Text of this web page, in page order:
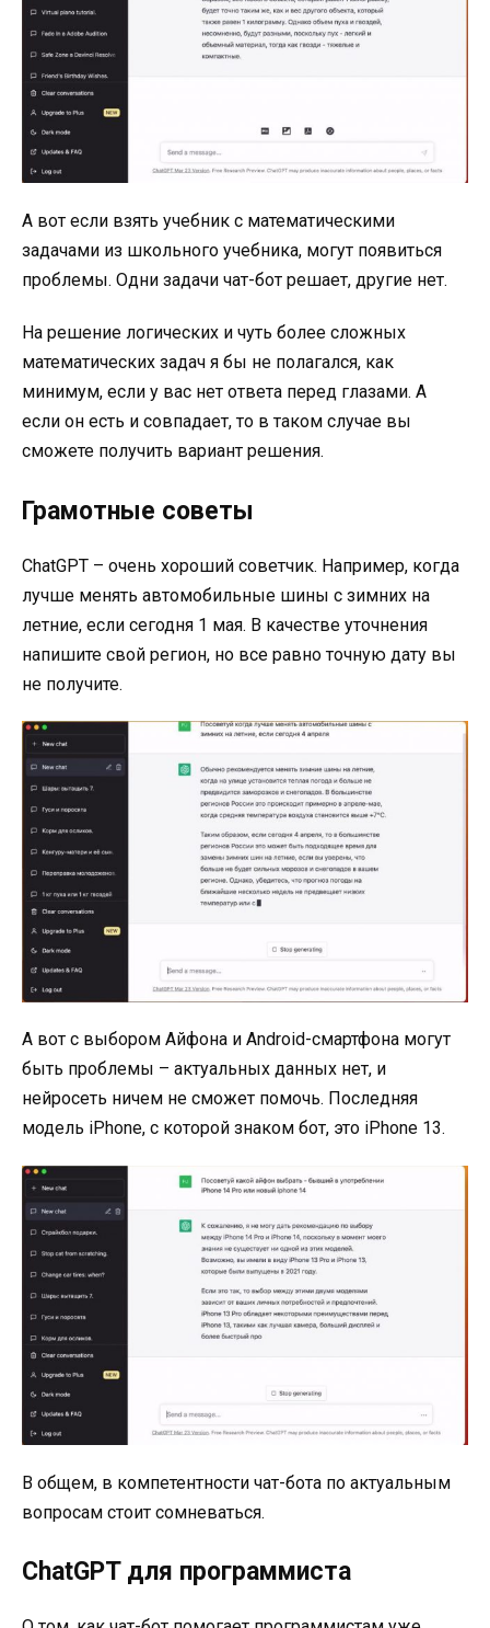
А вот если взять учебник с математическими
задачами из школьного учебника, могут появиться
проблемы. Одни задачи чат-бот решает, другие нет.
На решение логических и чуть более сложных
математических задач я бы не полагался, как
минимум, если у вас нет ответа перед глазами. А
если он есть и совпадает, то в таком случае вы
сможете получить вариант решения.
Грамотные советы
ChatGPT – очень хороший советчик. Например, когда
лучше менять автомобильные шины с зимних на
летние, если сегодня 1 мая. В качестве уточнения
напишите свой регион, но все равно точную дату вы
не получите.
А вот с выбором Айфона и Android-смартфона могут
быть проблемы – актуальных данных нет, и
нейросеть ничем не сможет помочь. Последняя
модель iPhone, с которой знаком бот, это iPhone 13.
В общем, в компетентности чат-бота по актуальным
вопросам стоит сомневаться.
ChatGPT для программиста